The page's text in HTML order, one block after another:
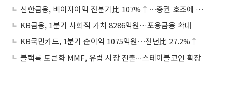
신한금융, 비이자이익 전분기比 107%↑⋯증권 호조에 반등
KB금융, 1분기 사회적 가치 8286억원…포용금융 확대
KB국민카드, 1분기 순이익 1075억원⋯전년比 27.2%↑
블랙록 토큰화 MMF, 유럽 시장 진출∙∙∙스테이블코인 확장